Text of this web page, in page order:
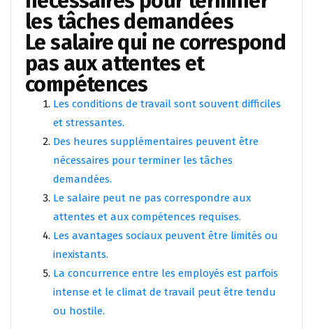
les tâches demandées
Le salaire qui ne correspond
pas aux attentes et
compétences
Les conditions de travail sont souvent difficiles
et stressantes.
Des heures supplémentaires peuvent être
nécessaires pour terminer les tâches
demandées.
Le salaire peut ne pas correspondre aux
attentes et aux compétences requises.
Les avantages sociaux peuvent être limités ou
inexistants.
La concurrence entre les employés est parfois
intense et le climat de travail peut être tendu
ou hostile.